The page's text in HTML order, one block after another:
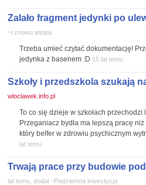
Zalało fragment jedynki po
~i znowu wtopa
Trzeba umieć czytać dokumentację!
jedynka z basenem :D 15 lat temu
Szkoły i przedszkola szukają
wloclawek.info.pl
To co się dzieje w szkołach
Przeganiacz bydła ma lepszą pracę
który belfer w zdrowiu psychicznym
lat temu
Trwają prace przy budowie
lat temu, dodał ~Podziemna inwestycja